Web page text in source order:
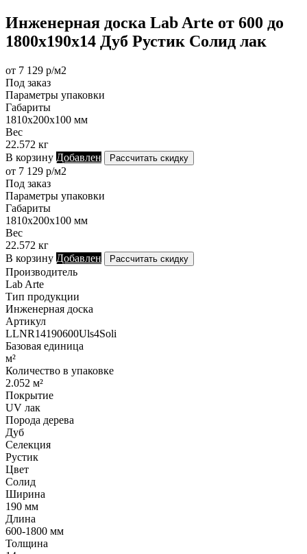
Инженерная доска Lab Arte от 600 до
1800х190х14 Дуб Рустик Солид лак
от 7 129 р/м2
Под заказ
Параметры упаковки
Габариты
1810х200х100 мм
Вес
22.572 кг
В корзину Добавлен Рассчитать скидку
от 7 129 р/м2
Под заказ
Параметры упаковки
Габариты
1810х200х100 мм
Вес
22.572 кг
В корзину Добавлен Рассчитать скидку
Производитель
Lab Arte
Тип продукции
Инженерная доска
Артикул
LLNR14190600Uls4Soli
Базовая единица
м²
Количество в упаковке
2.052 м²
Покрытие
UV лак
Порода дерева
Дуб
Селекция
Рустик
Цвет
Солид
Ширина
190 мм
Длина
600-1800 мм
Толщина